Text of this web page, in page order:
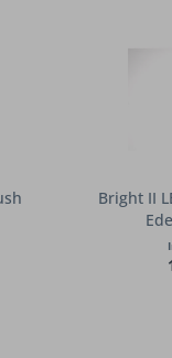
Bright II